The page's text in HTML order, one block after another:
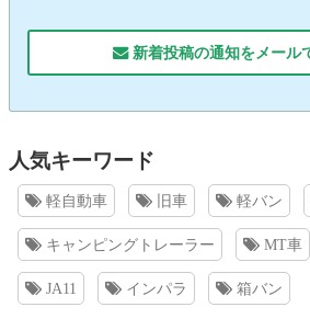
新着投稿の通知をメール
人気キーワード
軽自動車 旧車 軽バン
キャンピングトレーラー MT車
JA11 インパラ 箱バン